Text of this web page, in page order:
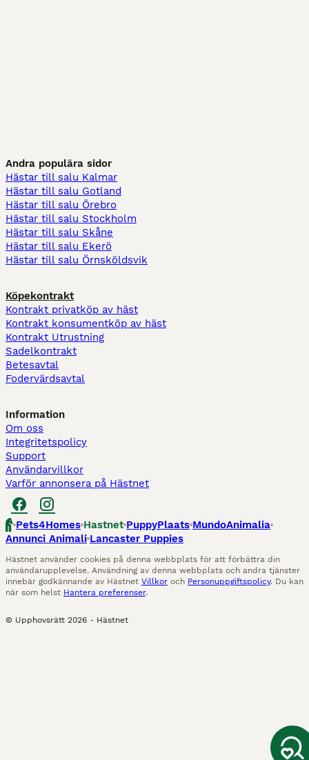
Andra populära sidor
Hästar till salu Kalmar
Hästar till salu Gotland
Hästar till salu Örebro
Hästar till salu Stockholm
Hästar till salu Skåne
Hästar till salu Ekerö
Hästar till salu Örnsköldsvik
Köpekontrakt
Kontrakt privatköp av häst
Kontrakt konsumentköp av häst
Kontrakt Utrustning
Sadelkontrakt
Betesavtal
Fodervärdsavtal
Information
Om oss
Integritetspolicy
Support
Användarvillkor
Varför annonsera på Hästnet
Pets4Homes Hastnet PuppyPlaats MundoAnimalia
Annunci Animali Lancaster Puppies
Hästnet använder cookies på denna webbplats för att förbättra din
användarupplevelse. Användning av denna webbplats och andra tjänster
innebär godkännande av Hästnet Villkor och Personuppgiftspolicy. Du kan
när som helst Hantera preferenser.
© Upphovsrätt 2026 - Hästnet